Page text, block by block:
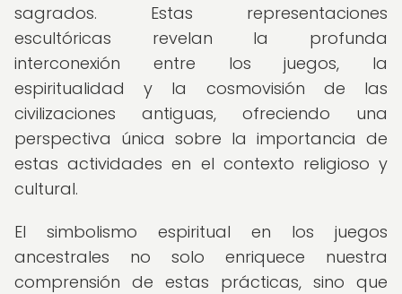
sagrados. Estas representaciones
escultóricas revelan la profunda
interconexión entre los juegos, la
espiritualidad y la cosmovisión de las
civilizaciones antiguas, ofreciendo una
perspectiva única sobre la importancia de
estas actividades en el contexto religioso y
cultural.
El simbolismo espiritual en los juegos
ancestrales no solo enriquece nuestra
comprensión de estas prácticas, sino que